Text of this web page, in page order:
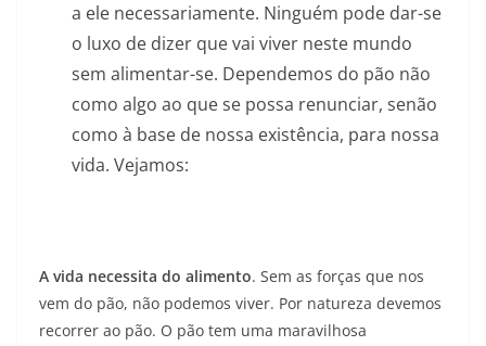
a ele necessariamente. Ninguém pode dar-se
o luxo de dizer que vai viver neste mundo
sem alimentar-se. Dependemos do pão não
como algo ao que se possa renunciar, senão
como à base de nossa existência, para nossa
vida. Vejamos:
A vida necessita do alimento. Sem as forças que nos
vem do pão, não podemos viver. Por natureza devemos
recorrer ao pão. O pão tem uma maravilhosa